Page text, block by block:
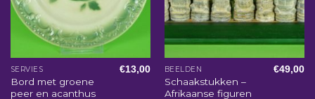
SERVIES
Bord met groene
peer en acanthus
€13,00 BEELDEN
Schaakstukken –
Afrikaanse figuren
€49,00